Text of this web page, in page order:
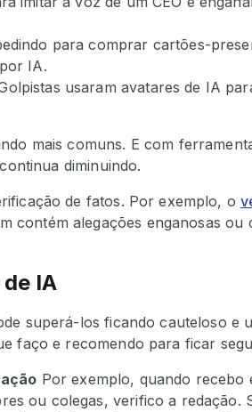
para comprar cartões-
IA.
usaram avatares de IA
mais comuns. E com
diminuindo.
de fatos. Por exemplo, o
contém alegações enganosas ou
IA
superá-los ficando cauteloso e
faço e recomendo para ficar
Por exemplo, quando recebo
ou colegas, verifico a redação.